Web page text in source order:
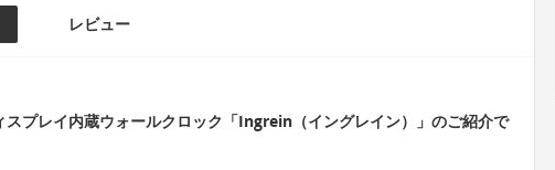
レビュー
スプレイ内蔵ウォールクロック「Ingrein（イングレイン）」のご紹介で